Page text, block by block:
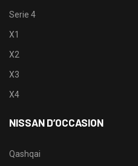
Serie 4
X1
X2
X3
X4
NISSAN D’OCCASION
Qashqai